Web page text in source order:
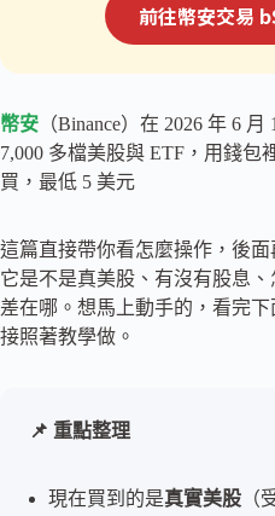
前往幣安交易
幣安 （Binance）在 2026 年 6
7,000 多檔美股與 ETF，用錢包
買，最低 5 美元
這篇直接帶你看怎麼操作，後
它是不是真美股、有沒有股息
差在哪。想馬上動手的，看完
接照著教學做。
📌 重點整理
現在買到的是真實美股 （